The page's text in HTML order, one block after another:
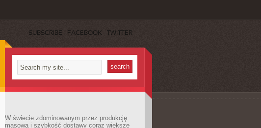
SUBSCRIBE FACEBOOK TWITTER
W świecie zdominowanym przez produkcję
masową i szybkość dostawy coraz większe